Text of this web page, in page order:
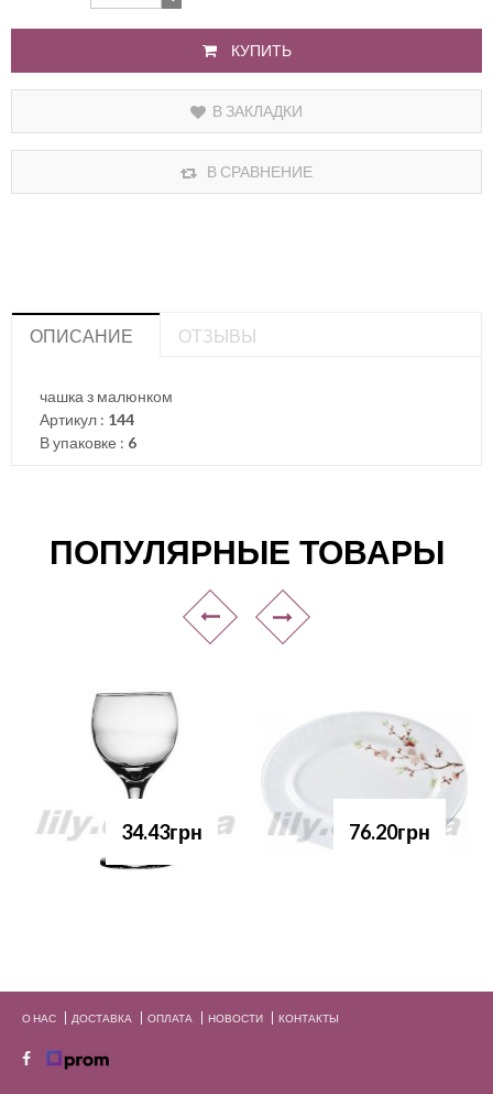
КУПИТЬ
В ЗАКЛАДКИ
В СРАВНЕНИЕ
ОПИСАНИЕ ОТЗЫВЫ
чашка з малюнком
Артикул : 144
В упаковке : 6
ПОПУЛЯРНЫЕ ТОВАРЫ
34.43грн 76.20грн
О НАС ДОСТАВКА ОПЛАТА НОВОСТИ КОНТАКТЫ